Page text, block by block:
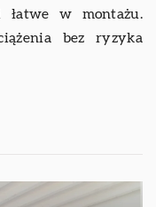
łatwe w montażu.
bez ryzyka